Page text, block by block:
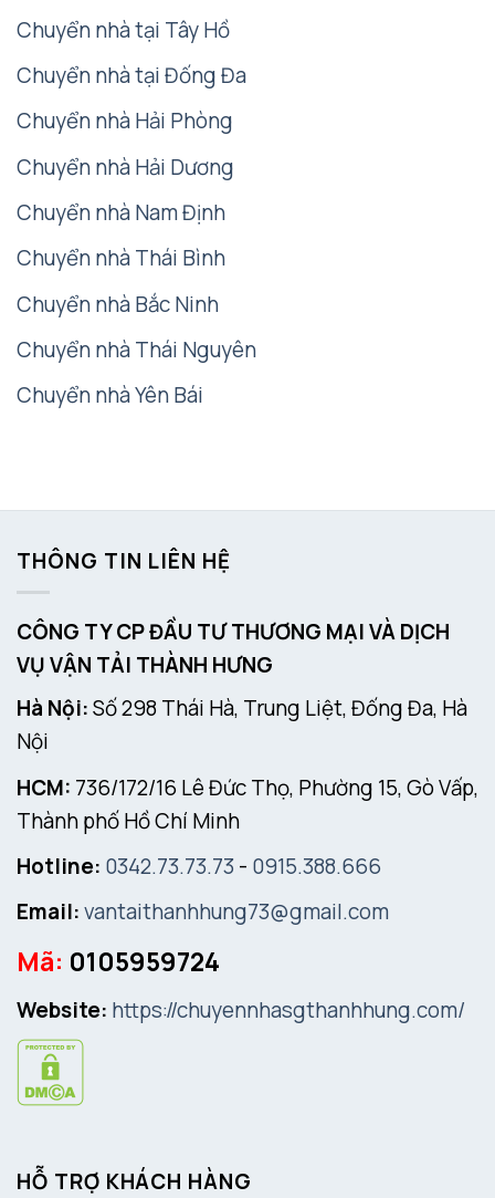
Chuyển nhà tại Tây Hồ
Chuyển nhà tại Đống Đa
Chuyển nhà Hải Phòng
Chuyển nhà Hải Dương
Chuyển nhà Nam Định
Chuyển nhà Thái Bình
Chuyển nhà Bắc Ninh
Chuyển nhà Thái Nguyên
Chuyển nhà Yên Bái
THÔNG TIN LIÊN HỆ
CÔNG TY CP ĐẦU TƯ THƯƠNG MẠI VÀ DỊCH
VỤ VẬN TẢI THÀNH HƯNG
Hà Nội:Số 298 Thái Hà, Trung Liệt, Đống Đa, Hà
Nội
HCM: 736/172/16 Lê Đức Thọ, Phường 15, Gò Vấp,
Thành phố Hồ Chí Minh
Hotline: 0342.73.73.73- 0915.388.666
Email:vantaithanhhung73@gmail.com
Mã: 0105959724
Website: https://chuyennhasgthanhhung.com/
HỖ TRỢ KHÁCH HÀNG